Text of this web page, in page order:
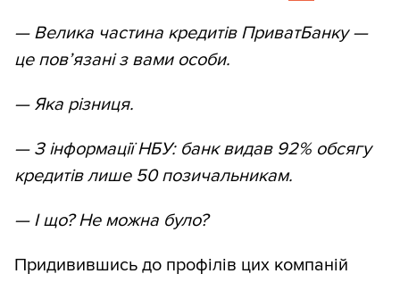
— Велика частина кредитів ПриватБанку —
це пов’язані з вами особи.
— Яка різниця.
— З інформації НБУ: банк видав 92% обсягу
кредитів лише 50 позичальникам.
— І що? Не можна було?
Придивившись до профілів цих компаній